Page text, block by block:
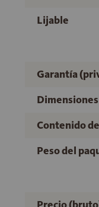
Lijable
Garantía
Dimensiones
Contenido
Peso del